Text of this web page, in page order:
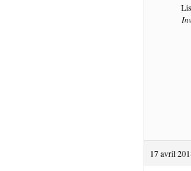
17 avril